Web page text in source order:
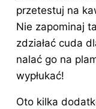
przetestuj na
Nie zapominaj
zdziałać cuda
nalać go na
wypłukać!
Oto kilka